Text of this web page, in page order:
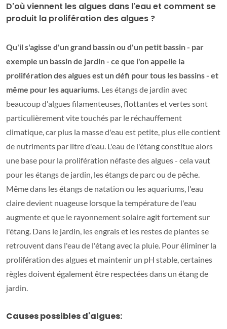
D'où viennent les algues dans l'eau et comment se
produit la prolifération des algues ?
Qu'il s'agisse d'un grand bassin ou d'un petit bassin - par
exemple un bassin de jardin - ce que l'on appelle la
prolifération des algues est un défi pour tous les bassins - et
même pour les aquariums. Les étangs de jardin avec
beaucoup d'algues filamenteuses, flottantes et vertes sont
particulièrement vite touchés par le réchauffement
climatique, car plus la masse d'eau est petite, plus elle contient
de nutriments par litre d'eau. L'eau de l'étang constitue alors
une base pour la prolifération néfaste des algues - cela vaut
pour les étangs de jardin, les étangs de parc ou de pêche.
Même dans les étangs de natation ou les aquariums, l'eau
claire devient nuageuse lorsque la température de l'eau
augmente et que le rayonnement solaire agit fortement sur
l'étang. Dans le jardin, les engrais et les restes de plantes se
retrouvent dans l'eau de l'étang avec la pluie. Pour éliminer la
prolifération des algues et maintenir un pH stable, certaines
règles doivent également être respectées dans un étang de
jardin.
Causes possibles d'algues: